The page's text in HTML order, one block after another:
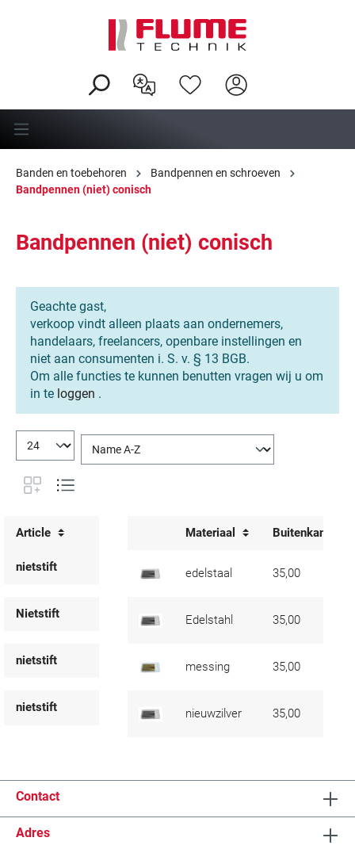
Banden en toebehoren
Bandpennen en schroeven
Bandpennen (niet) conisch
Bandpennen (niet) conisch
Geachte gast,
verkoop vindt alleen plaats aan ondernemers,
handelaars, freelancers, openbare instellingen en
niet aan consumenten i. S. v. § 13 BGB.
Om alle functies te kunnen benutten vragen wij u om
in te loggen .
Article Materiaal Buitenkant
nietstift edelstaal 35,00
Nietstift Edelstahl 35,00
nietstift messing 35,00
nietstift nieuwzilver 35,00
Contact
Adres